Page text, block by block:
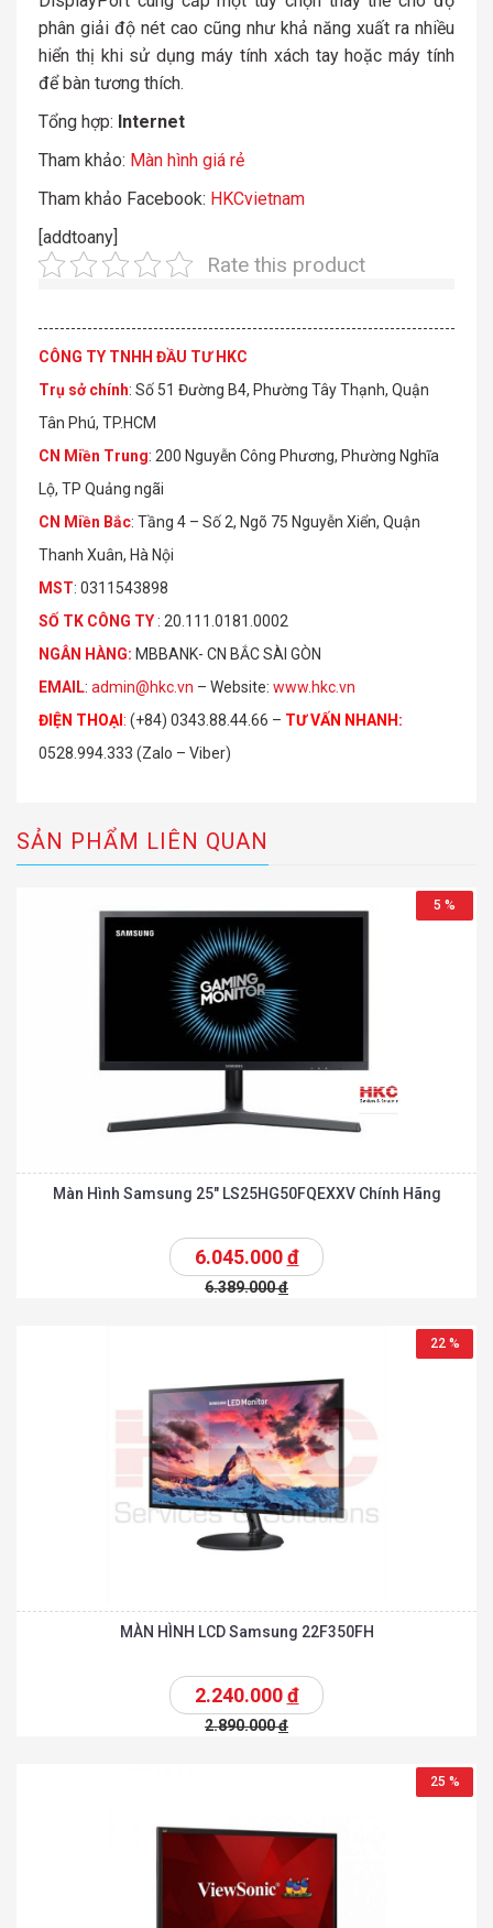
phân giải độ nét cao cũng như khả năng xuất ra nhiều
hiển thị khi sử dụng máy tính xách tay hoặc máy tính
để bàn tương thích.
Tổng hợp: Internet
Tham khảo: Màn hình giá rẻ
Tham khảo Facebook: HKCvietnam
[addtoany]
Rate this product
CÔNG TY TNHH ĐẦU TƯ HKC
Trụ sở chính: Số 51 Đường B4, Phường Tây Thạnh, Quận
Tân Phú, TP.HCM
CN Miền Trung: 200 Nguyễn Công Phương, Phường Nghĩa
Lộ, TP Quảng ngãi
CN Miền Bắc: Tầng 4 – Số 2, Ngõ 75 Nguyễn Xiển, Quận
Thanh Xuân, Hà Nội
MST: 0311543898
SỐ TK CÔ NG TY : 20.111.0181.0002
NGÂN HÀNG: MBBANK- CN BẮC SÀI GÒN
EMAIL: admin@hkc.vn – Website: www.hkc.vn
ĐIỆN THOẠI : (+84) 0343.88.44.66 – TƯ VẤN NHANH :
0528.994.333 (Zalo – Viber)
SẢN PHẨM LIÊN QUAN
5 %
Màn Hình Samsung 25″ LS25HG50FQEXXV Chính Hãng
6.045.000đ
6.389.000đ
22 %
MÀN HÌNH LCD Samsung 22F350FH
2.240.000đ
2.890.000đ
25 %